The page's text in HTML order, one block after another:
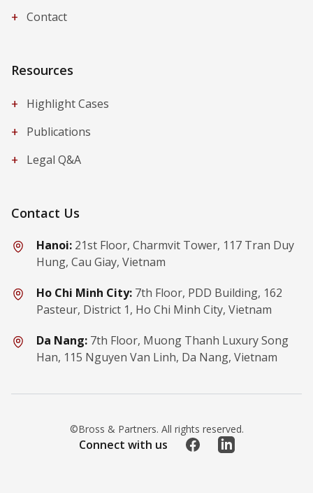
+ Contact
Resources
+
Highlight Cases
+ Publications
+ Legal Q&A
Contact Us
Hanoi: 21st Floor, Charmvit Tower, 117 Tran Duy
Hung, Cau Giay, Vietnam
Ho Chi Minh City: 7th Floor, PDD Building, 162
Pasteur, District 1, Ho Chi Minh City, Vietnam
Da Nang: 7th Floor, Muong Thanh Luxury Song
Han, 115 Nguyen Van Linh, Da Nang, Vietnam
©Bross & Partners. All rights reserved.
Connect with us FacebookLinkedIn